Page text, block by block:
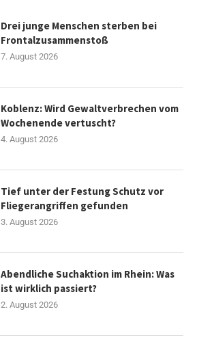
Drei junge Menschen sterben bei
Frontalzusammenstoß
7. August 2026
Koblenz: Wird Gewaltverbrechen vom
Wochenende vertuscht?
4. August 2026
Tief unter der Festung Schutz vor
Fliegerangriffen gefunden
3. August 2026
Abendliche Suchaktion im Rhein: Was
ist wirklich passiert?
2. August 2026